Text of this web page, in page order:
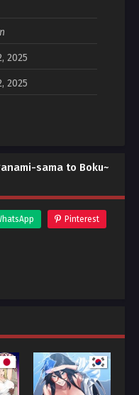
2025
2025
sama to Boku~
Pinterest